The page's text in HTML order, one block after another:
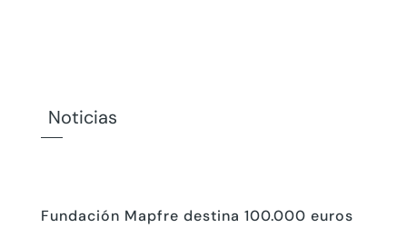
Noticias
Fundación Mapfre destina 100.000 euros